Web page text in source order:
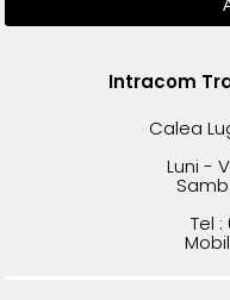
Intracom
Calea
Luni -
Tel